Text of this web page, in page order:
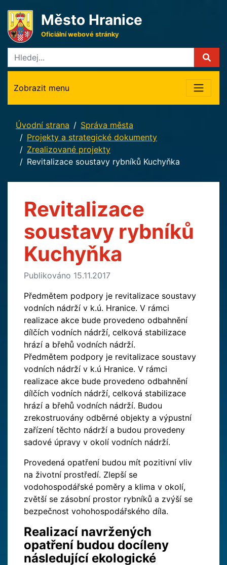
Město Hranice
Oficiální webové stránky
Zobrazit menu
Úvodní strana
Správa města
Projekty a strategické dokumenty
Zrealizované projekty
Revitalizace soustavy rybníků Kuchyňka
Revitalizace
soustavy rybníků
Kuchyňka
Publikováno 15.11.2017
Předmětem podpory je revitalizace soustavy
vodních nádrží v k.ú. Hranice. V rámci
realizace akce bude provedeno odbahnění
dílčích vodních nádrží, celková stabilizace
hrází a břehů vodních nádrží.
Předmětem podpory je revitalizace soustavy
vodních nádrží v k.ú Hranice. V rámci
realizace akce bude provedeno odbahnění
dílčích vodních nádrží, celková stabilizace
hrází a břehů vodních nádrží. Budou
zrekostruovány odběrné objekty a výpustní
zařízení těchto nádrží a budou provedeny
sadové úpravy v okolí vodních nádrží.
Provedená opatření budou mít pozitivní vliv
na životní prostředí. Zlepší se
vodohospodářské poměry a klima v okolí,
zvětší se zásobní prostor rybníků a zvýší se
bezpečnost vohohospodářského díla.
Realizací navržených
opatření budou docíleny
následující ekologické